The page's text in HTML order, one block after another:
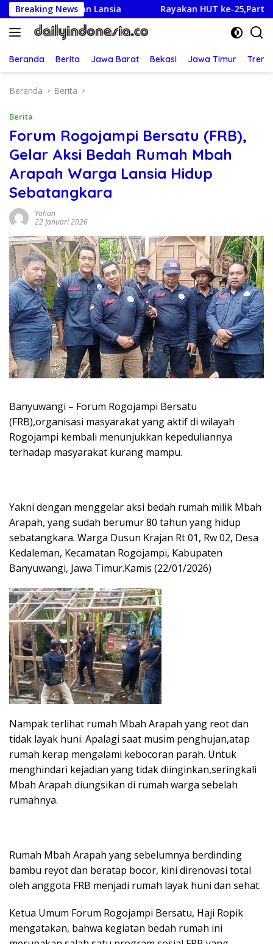
Langsung
ke
konten
Breaking News
dan Lansia Rayakan HUT ke-25,Partai Demokrat
Beranda Berita Jawa Barat Bekasi Jawa Timur
Beranda Berita
Berita
Forum Rogojampi Bersatu (FRB),
Gelar Aksi Bedah Rumah Mbah
Arapah Warga Lansia Hidup
Sebatangkara
Yohan
22 Januari 2026
Banyuwangi – Forum Rogojampi Bersatu
(FRB),organisasi masyarakat yang aktif di wilayah
Rogojampi kembali menunjukkan kepeduliannya
terhadap masyarakat kurang mampu.
Yakni dengan menggelar aksi bedah rumah milik Mbah
Arapah, yang sudah berumur 80 tahun yang hidup
sebatangkara. Warga Dusun Krajan Rt 01, Rw 02, Desa
Kedaleman, Kecamatan Rogojampi, Kabupaten
Banyuwangi, Jawa Timur.Kamis (22/01/2026)
Nampak terlihat rumah Mbah Arapah yang reot dan
tidak layak huni. Apalagi saat musim penghujan,atap
rumah kerap mengalami kebocoran parah. Untuk
menghindari kejadian yang tidak diinginkan,seringkali
Mbah Arapah diungsikan di rumah warga sebelah
rumahnya.
Rumah Mbah Arapah yang sebelumnya berdinding
bambu reyot dan beratap bocor, kini direnovasi total
oleh anggota FRB menjadi rumah layak huni dan sehat.
Ketua Umum Forum Rogojampi Bersatu, Haji Ropik
mengatakan, bahwa kegiatan bedah rumah ini